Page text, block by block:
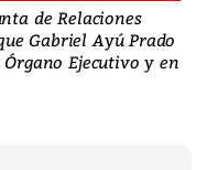
de Relaciones
Gabriel Ayú Prado
Ejecutivo y en